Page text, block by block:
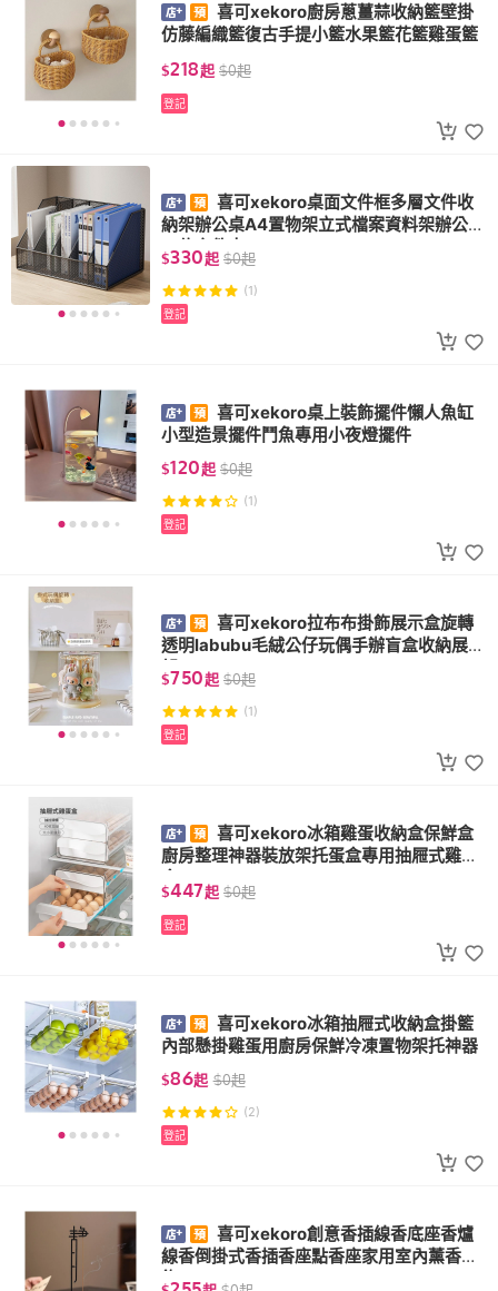
喜可xekoro廚房蔥薑蒜收納籃壁掛
仿藤編織籃復古手提小籃水果籃花籃雞蛋籃
$218起 $0起
登記
喜可xekoro桌面文件框多層文件收
納架辦公桌A4置物架立式檔案資料架辦公室
工位文件夾
$330起 $0起
(1)
登記
喜可xekoro桌上裝飾擺件懶人魚缸
小型造景擺件鬥魚專用小夜燈擺件
$120起 $0起
(1)
登記
喜可xekoro拉布布掛飾展示盒旋轉
透明labubu毛絨公仔玩偶手辦盲盒收納展示
架
$750起 $0起
(1)
登記
喜可xekoro冰箱雞蛋收納盒保鮮盒
廚房整理神器裝放架托蛋盒專用抽屜式雞蛋
$447起 $0起
登記
喜可xekoro冰箱抽屜式收納盒掛籃
內部懸掛雞蛋用廚房保鮮冷凍置物架托神器
$86起 $0起
(2)
登記
喜可xekoro創意香插線香底座香爐
線香倒掛式香插香座點香座家用室內薰香擺
飾